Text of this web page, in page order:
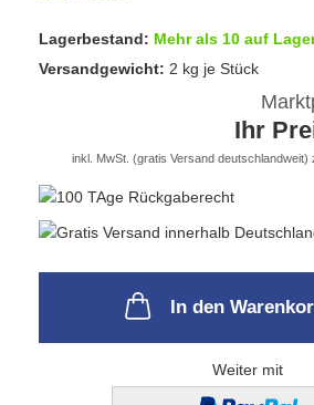
Lagerbestand: Mehr als 10 auf
Versandgewicht: 2 kg je Stück
Ihr
inkl. MwSt. (gratis Versand deutschlandweit)
In den
Weiter mit